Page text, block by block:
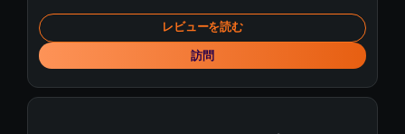
レビューを読む
訪問